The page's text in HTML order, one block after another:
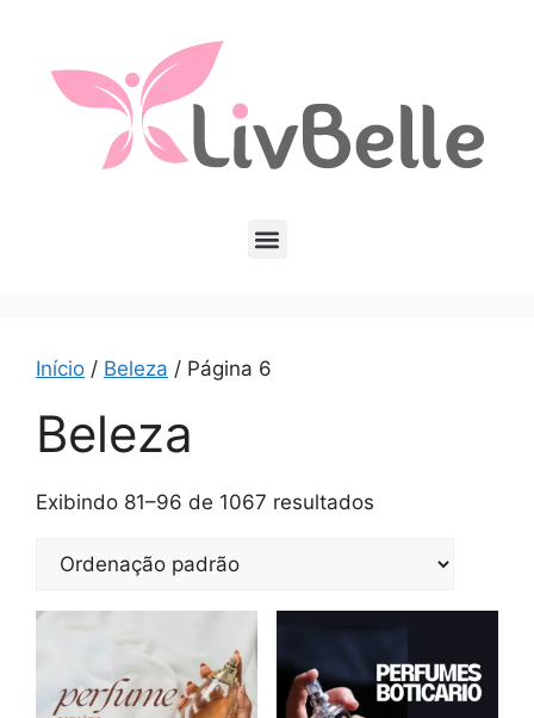
Início / Beleza / Página 6
Beleza
Exibindo 81–96 de 1067 resultados